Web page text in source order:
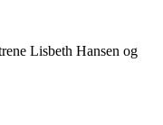
Lisbeth Hansen og